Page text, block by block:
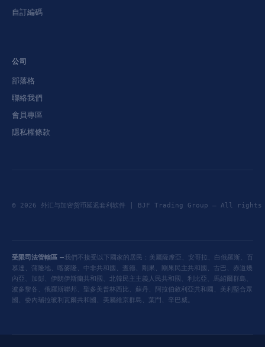
自訂編碼
公司
部落格
聯絡我們
會員專區
隱私權條款
© 2026 外汇与加密货币延迟套利软件 | BJF Trading Group — All
受限司法管轄區 —我們不接受以下國家的居民：美屬薩摩亞、安哥拉、白俄羅斯、百
慕達、蒲隆地、喀麥隆、中非共和國、查德、剛果、剛果民主共和國、古巴、赤道幾
內亞、加彭、伊朗伊斯蘭共和國、北韓民主主義人民共和國、利比亞、馬紹爾群島、
波多黎各、俄羅斯聯邦、聖多美普林西比、蘇丹、阿拉伯敘利亞共和國、美利堅合眾
國、委內瑞拉玻利瓦爾共和國、美屬維京群島、葉門、辛巴威。